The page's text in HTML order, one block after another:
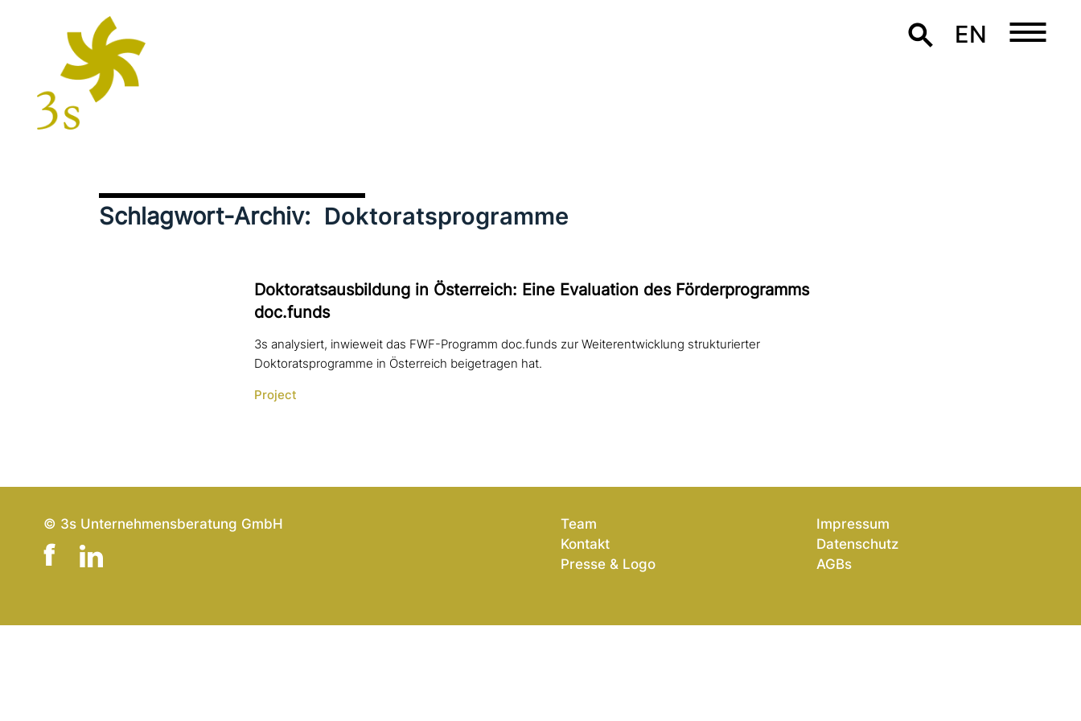
EN
Schlagwort-Archiv: Doktoratsprogramme
Doktoratsausbildung in Österreich: Eine Evaluation des Förderprogramms
doc.funds
3s analysiert, inwieweit das FWF-Programm doc.funds zur Weiterentwicklung strukturierter
Doktoratsprogramme in Österreich beigetragen hat.
Project
© 3s Unternehmensberatung GmbH
Team
Kontakt
Presse & Logo
Impressum
Datenschutz
AGBs